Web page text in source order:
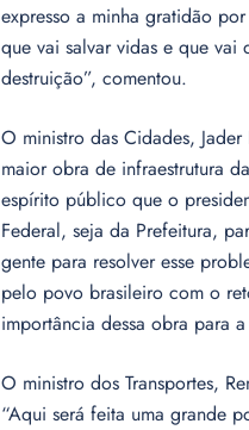
expresso a minha gratidão
que vai salvar vidas e que
destruição”, comentou.
O ministro das Cidades,
maior obra de infraestrutura
espírito público que o
Federal, seja da Prefeitura,
gente para resolver esse
pelo povo brasileiro com o
importância dessa obra para
O ministro dos Transportes,
“Aqui será feita uma grande